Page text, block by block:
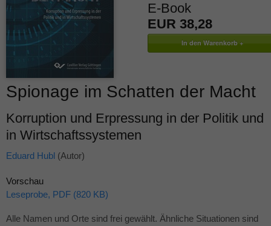
E-Book
EUR 38,28
Spionage im Schatten der Macht
Korruption und Erpressung in der Politik und
in Wirtschaftssystemen
Eduard Hubl (Autor)
Vorschau
Leseprobe, PDF (820 KB)
Alle Namen und Orte sind frei gewählt. Ähnliche Situationen sind